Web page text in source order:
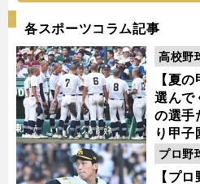
各スポーツコラム記事
【夏
選んで
の選手
り甲
活"の舞
高校野
【プ
プロ野